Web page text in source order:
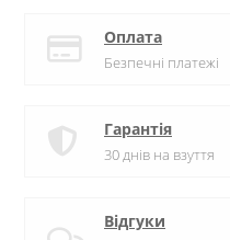
Оплата
Безпечні платежі
Гарантія
30 днів на взуття
Відгуки